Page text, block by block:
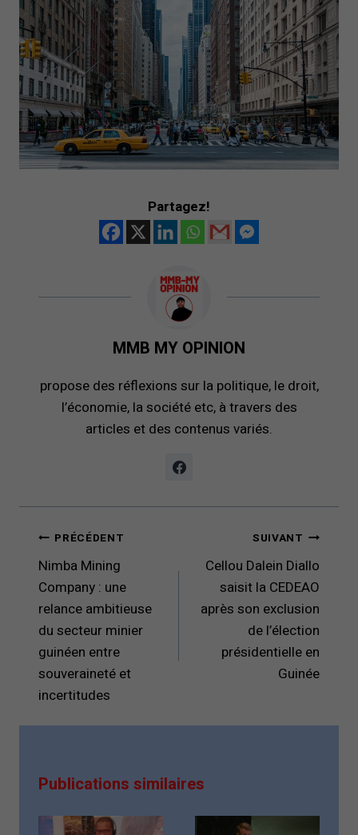
Partagez!
MMB MY OPINION
propose des réflexions sur la politique, le droit,
l’économie, la société etc, à travers des
articles et des contenus variés.
Navigation
de
l’article
PRÉCÉDENT
Nimba Mining
Company : une
relance ambitieuse
du secteur minier
guinéen entre
souveraineté et
incertitudes
SUIVANT
Cellou Dalein Diallo
saisit la CEDEAO
après son exclusion
de l’élection
présidentielle en
Guinée
Publications similaires